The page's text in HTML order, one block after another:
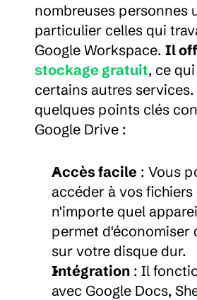
nombreuses personnes
particulier celles qui
Google Workspace. Il
stockage gratuit, ce
certains autres services.
quelques points clés
Google Drive :
Accès facile : Vous
accéder à vos fichiers
n'importe quel
permet d'économiser
sur votre disque dur.
Intégration : Il
avec Google Docs,